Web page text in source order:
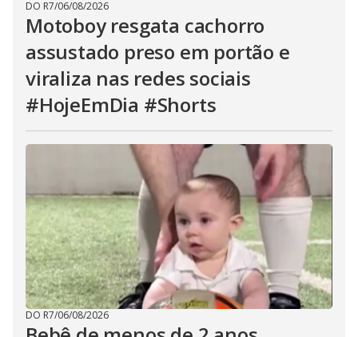
DO R7/06/08/2026
Motoboy resgata cachorro
assustado preso em portão e
viraliza nas redes sociais
#HojeEmDia #Shorts
DO R7/06/08/2026